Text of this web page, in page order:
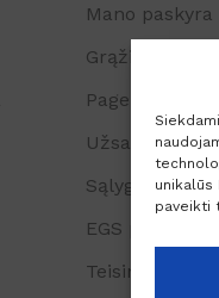
unikalūs
paveikti
Mano paskyra
Grąžinimo
Pageidavimų
Užsakymų
Sąlygos ir
EGS platforma
Teisinė